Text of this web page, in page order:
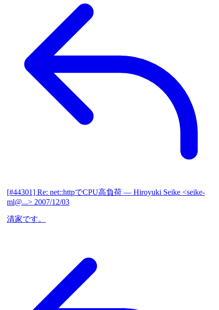
[#44301] Re: net::httpでCPU高負荷 — Hiroyuki Seike <seike-
ml@...> 2007/12/03
清家です。